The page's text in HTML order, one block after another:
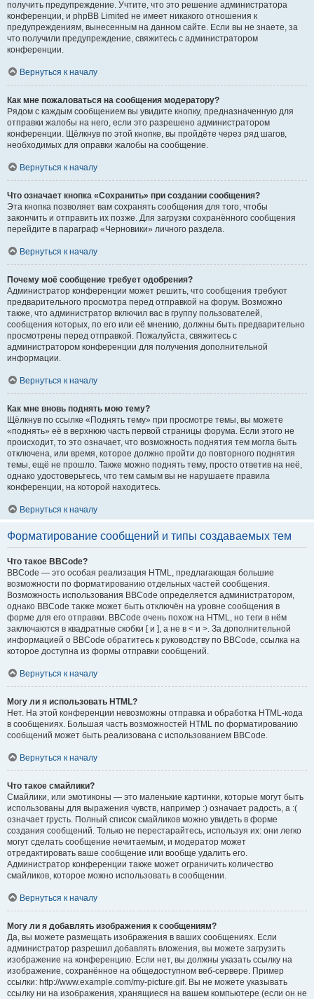
получить предупреждение. Учтите, что это решение администратора
конференции, и phpBB Limited не имеет никакого отношения к
предупреждениям, вынесенным на данном сайте. Если вы не знаете, за
что получили предупреждение, свяжитесь с администратором
конференции.
Вернуться к началу
Как мне пожаловаться на сообщения модератору?
Рядом с каждым сообщением вы увидите кнопку, предназначенную для
отправки жалобы на него, если это разрешено администратором
конференции. Щёлкнув по этой кнопке, вы пройдёте через ряд шагов,
необходимых для оправки жалобы на сообщение.
Вернуться к началу
Что означает кнопка «Сохранить» при создании сообщения?
Эта кнопка позволяет вам сохранять сообщения для того, чтобы
закончить и отправить их позже. Для загрузки сохранённого сообщения
перейдите в параграф «Черновики» личного раздела.
Вернуться к началу
Почему моё сообщение требует одобрения?
Администратор конференции может решить, что сообщения требуют
предварительного просмотра перед отправкой на форум. Возможно
также, что администратор включил вас в группу пользователей,
сообщения которых, по его или её мнению, должны быть предварительно
просмотрены перед отправкой. Пожалуйста, свяжитесь с
администратором конференции для получения дополнительной
информации.
Вернуться к началу
Как мне вновь поднять мою тему?
Щёлкнув по ссылке «Поднять тему» при просмотре темы, вы можете
«поднять» её в верхнюю часть первой страницы форума. Если этого не
происходит, то это означает, что возможность поднятия тем могла быть
отключена, или время, которое должно пройти до повторного поднятия
темы, ещё не прошло. Также можно поднять тему, просто ответив на неё,
однако удостоверьтесь, что тем самым вы не нарушаете правила
конференции, на которой находитесь.
Вернуться к началу
Форматирование сообщений и типы создаваемых тем
Что такое BBCode?
BBCode — это особая реализация HTML, предлагающая большие
возможности по форматированию отдельных частей сообщения.
Возможность использования BBCode определяется администратором,
однако BBCode также может быть отключён на уровне сообщения в
форме для его отправки. BBCode очень похож на HTML, но теги в нём
заключаются в квадратные скобки [ и ], а не в < и >. За дополнительной
информацией о BBCode обратитесь к руководству по BBCode, ссылка на
которое доступна из формы отправки сообщений.
Вернуться к началу
Могу ли я использовать HTML?
Нет. На этой конференции невозможны отправка и обработка HTML-кода
в сообщениях. Большая часть возможностей HTML по форматированию
сообщений может быть реализована с использованием BBCode.
Вернуться к началу
Что такое смайлики?
Смайлики, или эмотиконы — это маленькие картинки, которые могут быть
использованы для выражения чувств, например :) означает радость, а :(
означает грусть. Полный список смайликов можно увидеть в форме
создания сообщений. Только не перестарайтесь, используя их: они легко
могут сделать сообщение нечитаемым, и модератор может
отредактировать ваше сообщение или вообще удалить его.
Администратор конференции также может ограничить количество
смайликов, которое можно использовать в сообщении.
Вернуться к началу
Могу ли я добавлять изображения к сообщениям?
Да, вы можете размещать изображения в ваших сообщениях. Если
администратор разрешил добавлять вложения, вы можете загрузить
изображение на конференцию. Если нет, вы должны указать ссылку на
изображение, сохранённое на общедоступном веб-сервере. Пример
ссылки: http://www.example.com/my-picture.gif. Вы не можете указывать
ссылку ни на изображения, хранящиеся на вашем компьютере (если он не